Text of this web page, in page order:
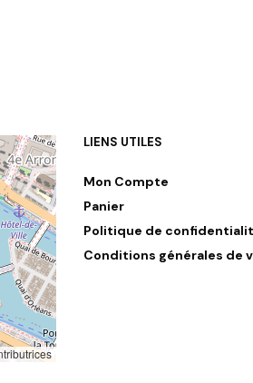
LIENS UTILES
Mon Compte
Panier
Politique de
Conditions générales de